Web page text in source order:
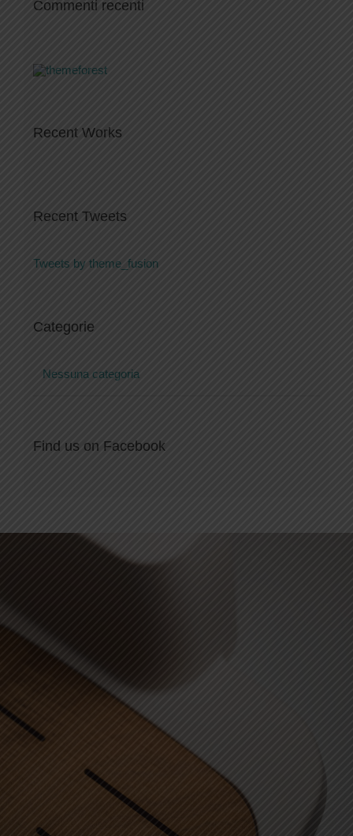
Commenti recenti
Recent Works
Recent Tweets
Tweets by theme_fusion
Categorie
Nessuna categoria
Find us on Facebook